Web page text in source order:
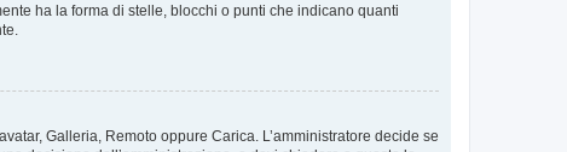
ha la forma di stelle, blocchi o punti che indicano quanti
Galleria, Remoto oppure Carica. L’amministratore decide se